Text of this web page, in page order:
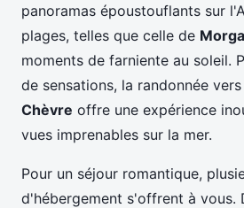
panoramas époustouflants sur
plages, telles que celle de
moments de farniente au soleil.
de sensations, la randonnée
Chèvre offre une expérience
vues imprenables sur la mer.
Pour un séjour romantique,
d'hébergement s'offrent à vous.